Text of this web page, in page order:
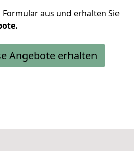
Formular aus und erhalten Sie
Angebote erhalten